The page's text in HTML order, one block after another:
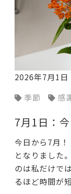
2026年7月1日
季節 感
7月1日：
今日から7月
となりました
のは私だけで
るほど時間が